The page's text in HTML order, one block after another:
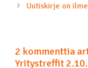
Uutiskirje on
2 kommenttia
Yritystreffit